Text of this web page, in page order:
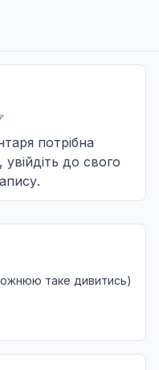
грімлячи
потрібна
до свого
таке дивитись)